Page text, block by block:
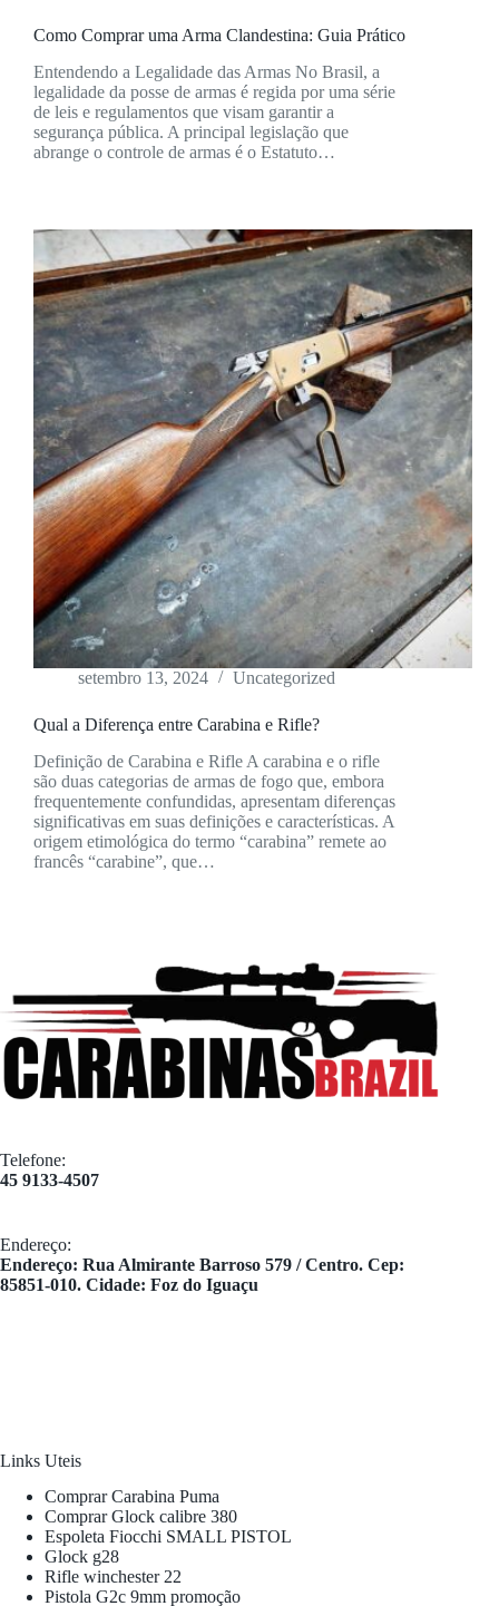
Como Comprar uma Arma Clandestina: Guia Prático
Entendendo a Legalidade das Armas No Brasil, a
legalidade da posse de armas é regida por uma série
de leis e regulamentos que visam garantir a
segurança pública. A principal legislação que
abrange o controle de armas é o Estatuto…
setembro 13, 2024 Uncategorized
Qual a Diferença entre Carabina e Rifle?
Definição de Carabina e Rifle A carabina e o rifle
são duas categorias de armas de fogo que, embora
frequentemente confundidas, apresentam diferenças
significativas em suas definições e características. A
origem etimológica do termo “carabina” remete ao
francês “carabine”, que…
Telefone:
45 9133-4507
Endereço:
​Endereço: Rua Almirante Barroso 579 / Centro. Cep:
85851-010. Cidade: Foz do Iguaçu
Links Uteis
Comprar Carabina Puma
Comprar Glock calibre 380
Espoleta Fiocchi SMALL PISTOL
Glock g28
Rifle winchester 22
Pistola G2c 9mm promoção